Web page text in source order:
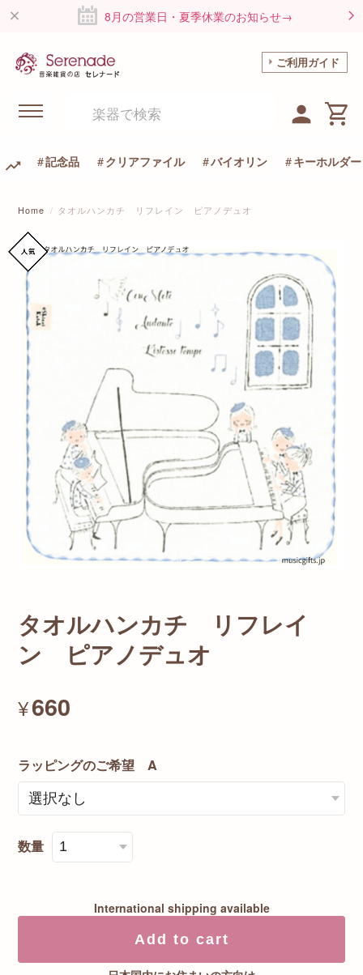
8月の営業日・夏季休業のお知らせ→
ご利用ガイド
記念品 クリアファイル バイオリン キーホルダー
Home タオルハンカチ リフレイン ピアノデュオ
タオルハンカチ リフレイ
ン ピアノデュオ
¥660
ラッピングのご希望 A
数量
International shipping available
Add to cart